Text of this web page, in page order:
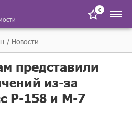
0
Новости
представили
из-за
Р-158 и М-7